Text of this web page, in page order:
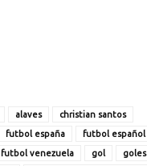
alaves
christian santos
futbol españa
futbol español
futbol venezuela gol
goles